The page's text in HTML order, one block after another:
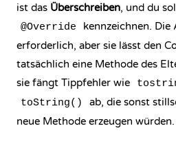
ist das Überschreiben, und du
@Override
kennzeichnen.
erforderlich, aber sie lässt den
tatsächlich eine Methode des
sie fängt Tippfehler wie
toString()
ab, die sonst
neue Methode erzeugen würden.